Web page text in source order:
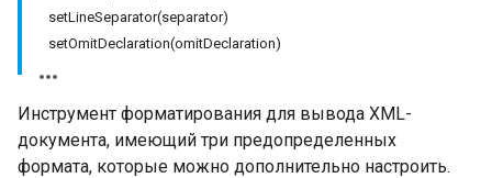
setLineSeparator(separator)
setOmitDeclaration(omitDeclaration)
Инструмент форматирования для вывода XML-
документа, имеющий три предопределенных
формата, которые можно дополнительно настроить.